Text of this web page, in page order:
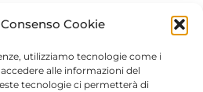
Cookie
utilizziamo tecnologie come i
alle informazioni del
tecnologie ci permetterà di
con